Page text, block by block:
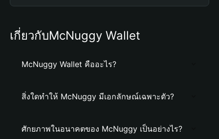
เกี่ยวกับMcNuggy Wallet
McNuggy Wallet คืออะไร?
สิ่งใดทำให้ McNuggy มีเอกลักษณ์เฉพาะตัว?
ศักยภาพในอนาคตของ McNuggy เป็นอย่างไร?